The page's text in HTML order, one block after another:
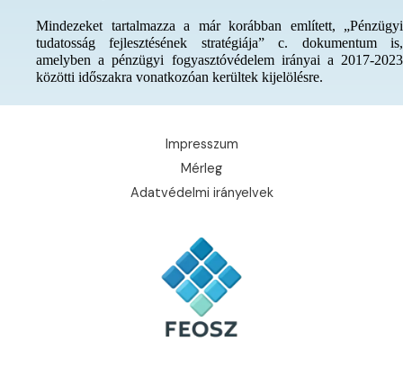
Mindezeket tartalmazza a már korábban említett, „Pénzügyi
tudatosság fejlesztésének stratégiája” c. dokumentum is,
amelyben a pénzügyi fogyasztóvédelem irányai a 2017-2023
közötti időszakra vonatkozóan kerültek kijelölésre.
Impresszum
Mérleg
Adatvédelmi irányelvek